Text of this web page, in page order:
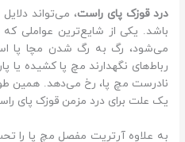
درد قوزک پای راست، می‌تواند
باشد. یکی از شایع‌ترین عواملی
می‌شود، رگ به رگ شدن مچا پا
رباط‌های نگهدارند مچ پا کشیده یا
نادرست مچ پا، رخ می‌دهد. همین
یک علت برای درد مزمن قوزک پای
به علاوه آرتریت مفصل مچ پا را